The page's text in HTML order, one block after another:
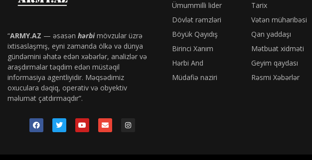
“ARMY.AZ — əsasən hərbimövzular üzrə
ixtisaslaşmış, eyni zamanda ölkə və dünya
gündəmini əhatə edən xəbərlər, analizlər və
araşdırmalar təqdim edən müstəqil
informasiya agentliyidir. Məqsədimiz
oxuculara dəqiq, operativ və obyektiv
məlumat çatdırmaqdır”.
Ümummilli lider
Tarix
Dövlət rəmzləri
Vətən müharibəsi
Böyük Qayıdış
Qan yaddaşı
Birinci Xanım
Mətbuat xidməti
Hərbi And
Geyim qaydası
Müdafiə naziri
Rəsmi Xəbərlər